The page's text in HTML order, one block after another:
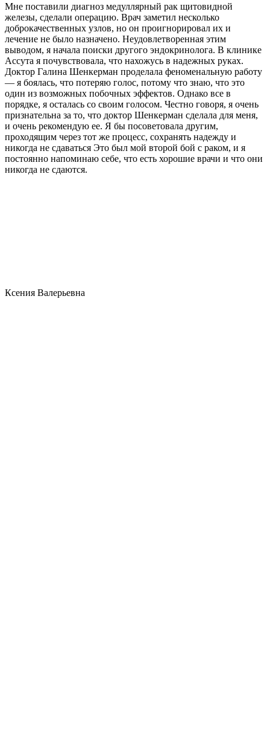
Мне поставили диагноз медуллярный рак щитовидной
железы, сделали операцию. Врач заметил несколько
доброкачественных узлов, но он проигнорировал их и
лечение не было назначено. Неудовлетворенная этим
выводом, я начала поиски другого эндокринолога. В клинике
Ассута я почувствовала, что нахожусь в надежных руках.
Доктор Галина Шенкерман проделала феноменальную работу
— я боялась, что потеряю голос, потому что знаю, что это
один из возможных побочных эффектов. Однако все в
порядке, я осталась со своим голосом. Честно говоря, я очень
признательна за то, что доктор Шенкерман сделала для меня,
и очень рекомендую ее. Я бы посоветовала другим,
проходящим через тот же процесс, сохранять надежду и
никогда не сдаваться Это был мой второй бой с раком, и я
постоянно напоминаю себе, что есть хорошие врачи и что они
никогда не сдаются.
Ксения Валерьевна